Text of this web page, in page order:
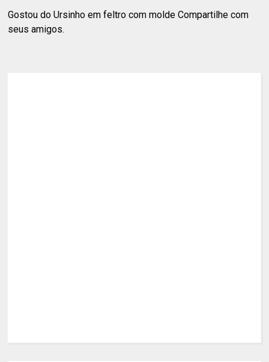
Gostou do Ursinho em feltro com molde Compartilhe com
seus amigos.